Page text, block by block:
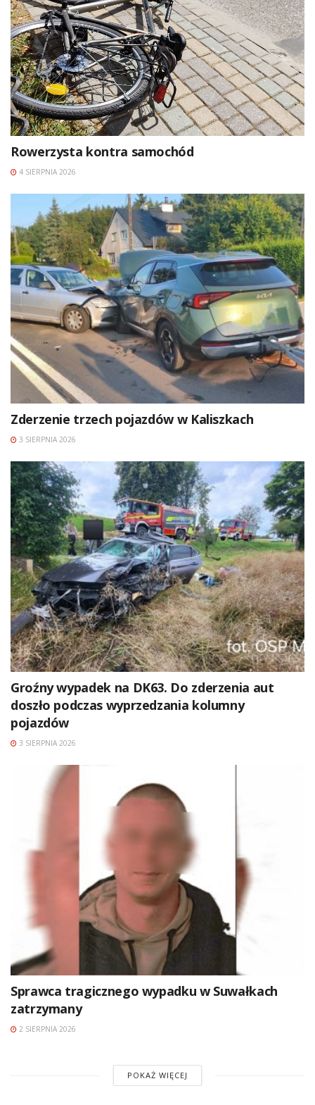
Rowerzysta kontra samochód
4 SIERPNIA 2026
Zderzenie trzech pojazdów w Kaliszkach
3 SIERPNIA 2026
Groźny wypadek na DK63. Do zderzenia aut
doszło podczas wyprzedzania kolumny
pojazdów
3 SIERPNIA 2026
Sprawca tragicznego wypadku w Suwałkach
zatrzymany
2 SIERPNIA 2026
POKAŻ WIĘCEJ